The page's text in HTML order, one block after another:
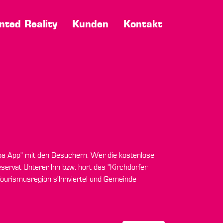
Reality Kunden Kontakt
App" mit den Besuchern. Wer die kostenlose
Unterer Inn bzw. hört das "Kirchdorfer
s'Innviertel und Gemeinde